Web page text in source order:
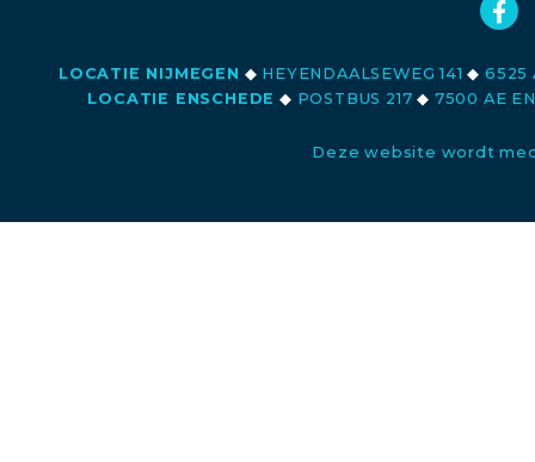
LOCATIE NIJMEGEN ◆ HEYENDAALSEWEG 141◆ 6525
LOCATIE ENSCHEDE ◆ POSTBUS 217◆ 7500 AE
Deze website wordt